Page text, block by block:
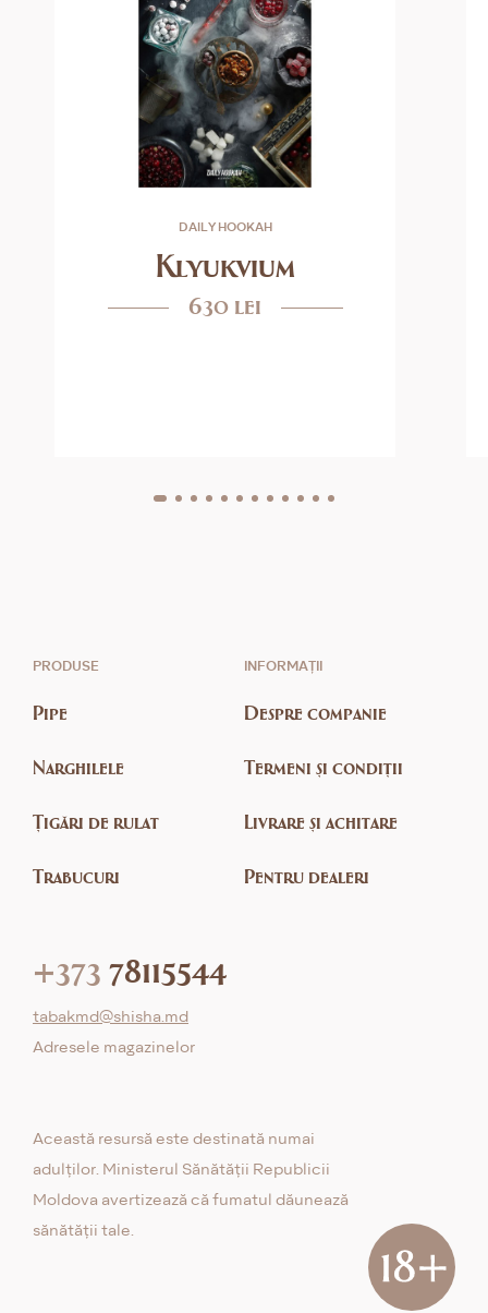
DAILY HOOKAH
Klyukvium
630 lei
PRODUSE
Pipe
Narghilele
Țigări de rulat
Trabucuri
INFORMAȚII
Despre companie
Termeni și condiții
Livrare și achitare
Pentru dealeri
+373 78115544
tabakmd@shisha.md
Adresele magazinelor
Această resursă este destinată numai
adulților. Ministerul Sănătății Republicii
Moldova avertizează că fumatul dăunează
sănătății tale.